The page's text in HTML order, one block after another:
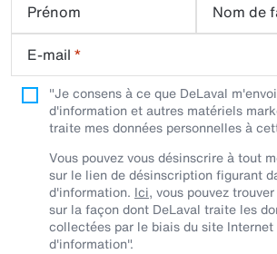
Prénom
Nom de
E-mail *
"Je consens à ce que DeLaval
d'information et autres matériels
traite mes données personnelles à
Vous pouvez vous désinscrire à tout
sur le lien de désinscription figurant
d'information. Ici, vous pouvez
sur la façon dont DeLaval traite les
collectées par le biais du site
d'information".